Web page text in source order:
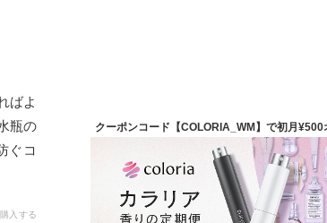
ばよ
瓶の
ぐコ
入する
クーポンコード【COLORIA_WM】で初月¥500